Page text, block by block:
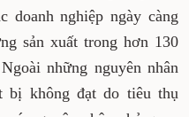
doanh nghiệp ngày càng
sản xuất trong hơn 130
những nguyên nhân
bị không đạt do tiêu thụ